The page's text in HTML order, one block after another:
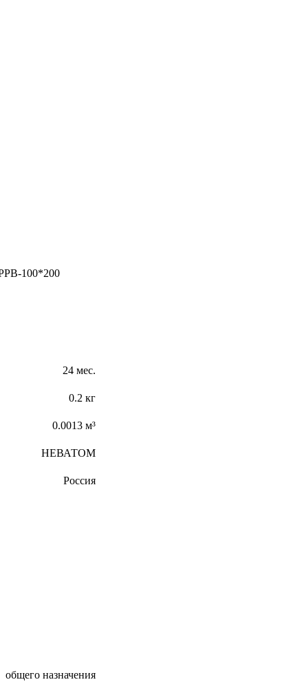
100*200
24 мес.
0.2 кг
0.0013 м³
НЕВАТОМ
Россия
общего назначения